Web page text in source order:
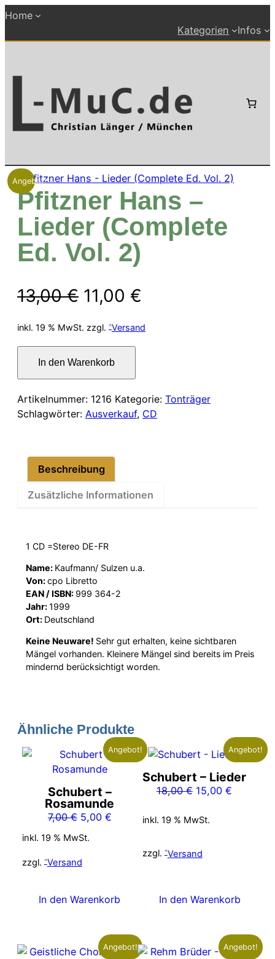
Zum
springen
Home
Kategorien
Infos
Angebot!
Pfitzner Hans –
Lieder (Complete
Ed. Vol. 2)
13,00€ Ursprünglicher
Preis
war:
13,00 €
11,00 €
Preis
inkl. 19 % MwSt. zzgl. Versand
Hans
–
Lieder
(Complete
Menge
In den Warenkorb
Artikelnummer: 1216 Kategorie: Tonträger
Schlagwörter: Ausverkauf, CD
Beschreibung
Zusätzliche Informationen
1 CD =Stereo DE-FR
Name: Kaufmann/ Sulzen u.a.
Von:cpo Libretto
EAN / ISBN: 999 364-2
Jahr:1999
Ort: Deutschland
Keine Neuware! Sehr gut erhalten, keine sichtbaren
Mängel vorhanden. Kleinere Mängel sind bereits im Preis
mindernd berücksichtigt worden.
Ähnliche Produkte
Angebot!
Schubert –
Rosamunde
7,00€ Ursprünglicher
Preis
7,00 €
5,00 €Aktueller
inkl. 19 % MwSt.
zzgl. Versand
In den Warenkorb
Angebot!
Schubert – Lieder
18,00€ Ursprünglicher
war:
15,00 €Aktueller
inkl. 19 % MwSt.
zzgl. Versand
In den Warenkorb
Angebot! Angebot!